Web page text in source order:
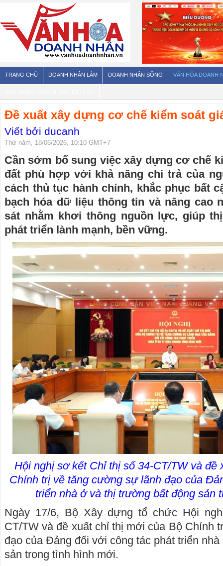
TRANG CHỦ DOANH NHÂN LÀM DOANH NHÂN SỐNG VĂN HÓA DOANH
Đề xuất xây dựng cơ chế kiểm soát
Viết bởi ducanh
Thứ năm, 18/06/2026, 10:10 GMT+7
Cần sớm bổ sung việc xây dựng cơ chế
đất phù hợp với khả năng chi trả của
cách thủ tục hành chính, khắc phục bất
bạch hóa dữ liệu thông tin và nâng cao
sát nhằm khơi thông nguồn lực, giúp
phát triển lành mạnh, bền vững.
Hội nghị sơ kết Chỉ thị số 34-CT/TW và đề
Chính trị về tăng cường sự lãnh đạo của
triển nhà ở và thị trường bất động sản
Ngày 17/6, Bộ Xây dựng tổ chức Hội
CT/TW và đề xuất chỉ thị mới của Bộ Chính
đạo của Đảng đối với công tác phát triển
sản trong tình hình mới.